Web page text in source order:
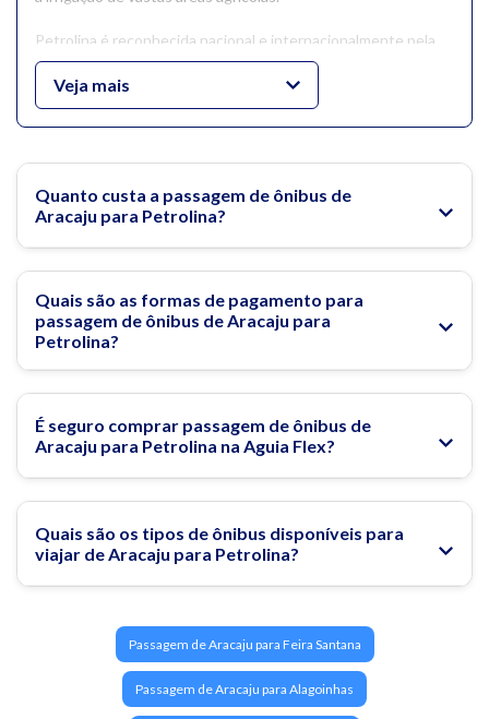
Petrolina é reconhecida nacional e internacionalmente pela
produção de frutas, especialmente a uva e a manga,
exportadas para diversos países.O turismo em Petrolina vem
crescendo graças às belezas naturais e atrações culturais da
região. A cidade oferece passeios pelo rio São Francisco,
Brasil.
morar no interior nordestino.
Veja mais
Quanto custa a passagem de ônibus de
Aracaju para Petrolina?
Quais são as formas de pagamento para
passagem de ônibus de Aracaju para
Petrolina?
É seguro comprar passagem de ônibus de
Aracaju para Petrolina na Aguia Flex?
Quais são os tipos de ônibus disponíveis para
viajar de Aracaju para Petrolina?
Passagem de Aracaju para Feira Santana
Passagem de Aracaju para Alagoinhas